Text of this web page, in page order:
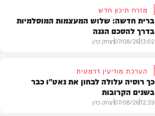
מזרח תיכון חדש
ברית חדשה: שלוש המעצמות המוסלמיות
בדרך להסכם הגנה
13:02
07/08/26יצחק כהן
הערכת מודיעין דרמטית
כך רוסיה עלולה לבחון את נאט"ו כבר
בשנים הקרובות
12:39
07/08/26יצחק כהן